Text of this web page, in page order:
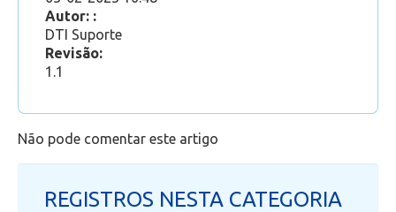
Professor
Autor: :
DTI Suporte
Revisão:
1.1
Não pode comentar este artigo
REGISTROS NESTA CATEGORIA